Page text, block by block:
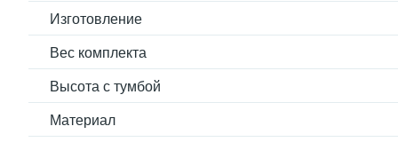
Изготовление
Вес комплекта
Высота с тумбой
Материал